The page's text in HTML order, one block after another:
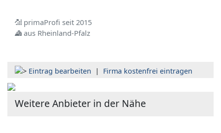
primaProfi seit 2015
aus Rheinland-Pfalz
Eintrag bearbeiten | Firma kostenfrei eintragen
Weitere Anbieter in der Nähe